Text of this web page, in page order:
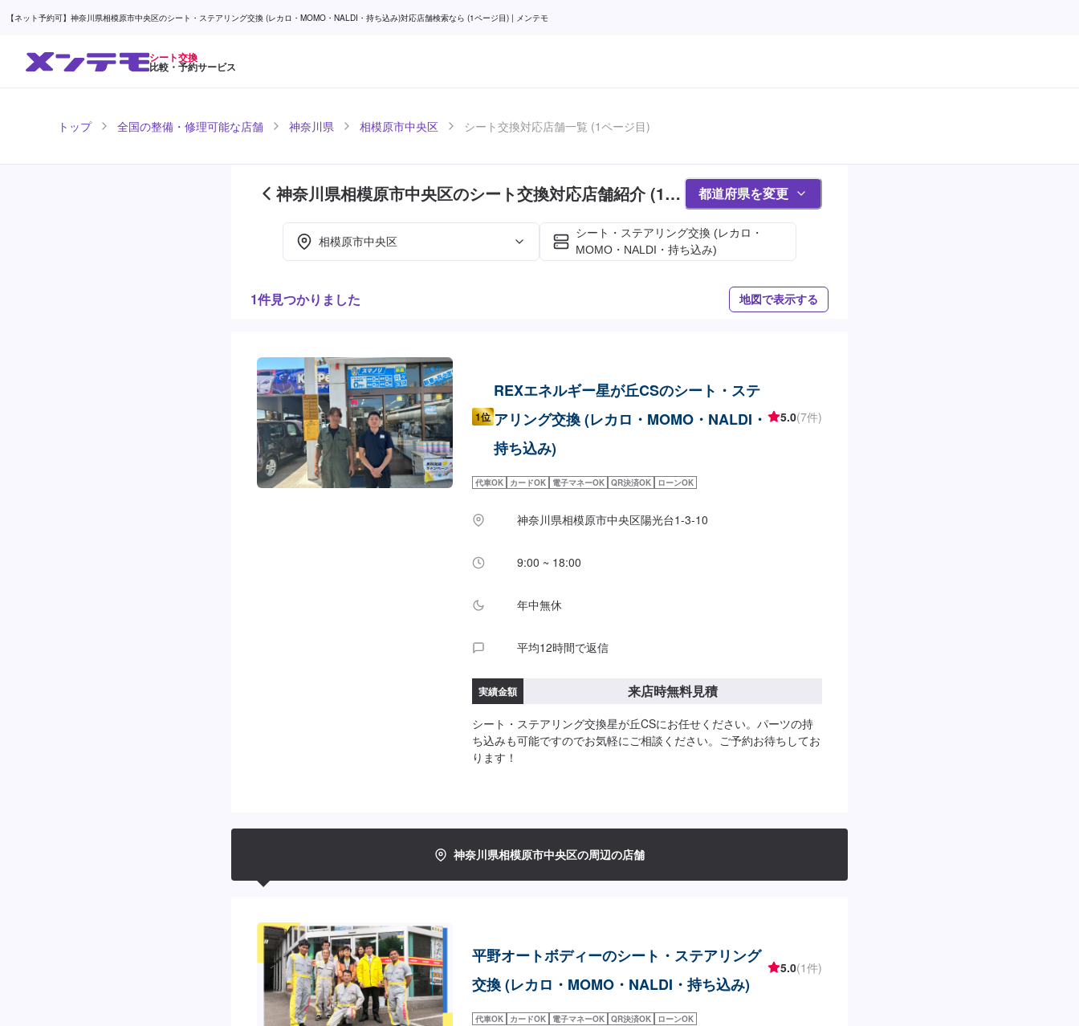
【ネット予約可】神奈川県相模原市中央区のシート・ステアリング交換 (レカロ・MOMO・NALDI・持ち込み)対応店舗検索なら (1ページ目) | メンテモ
シート交換
比較・予約サービス
トップ 全国の整備・修理可能な店舗 神奈川県 相模原市中央区 シート交換対応店舗一覧 (1ページ目)
神奈川県相模原市中央区のシート交換対応店舗紹介 (1ペ
ージ目)
都道府県を変更
相模原市中央区
シート・ステアリング交換 (レカロ・
MOMO・NALDI・持ち込み)
1件見つかりました 地図で表示する
1位
REXエネルギー星が丘CSのシート・ステ
アリング交換 (レカロ・MOMO・NALDI・
持ち込み)
5.0(7件)
代車OK カードOK 電子マネーOK QR決済OK ローンOK
神奈川県相模原市中央区陽光台1-3-10
9:00 ~ 18:00
年中無休
平均12時間で返信
実績金額 来店時無料見積
シート・ステアリング交換星が丘CSにお任せください。パーツの持
ち込みも可能ですのでお気軽にご相談ください。ご予約お待ちしてお
ります！
神奈川県相模原市中央区の周辺の店舗
平野オートボディーのシート・ステアリング
交換 (レカロ・MOMO・NALDI・持ち込み)
5.0(1件)
代車OK カードOK 電子マネーOK QR決済OK ローンOK